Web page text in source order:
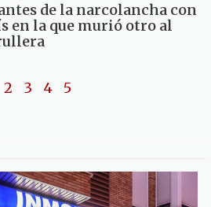
de la narcolancha con
en la que murió otro al
2 3 4 5